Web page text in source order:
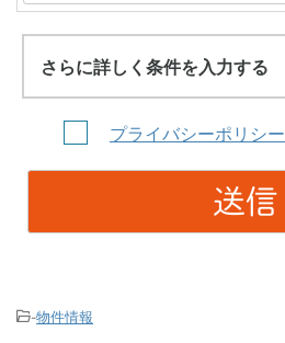
さらに詳しく条件を入力する
プライバシーポリシー
-物件情報